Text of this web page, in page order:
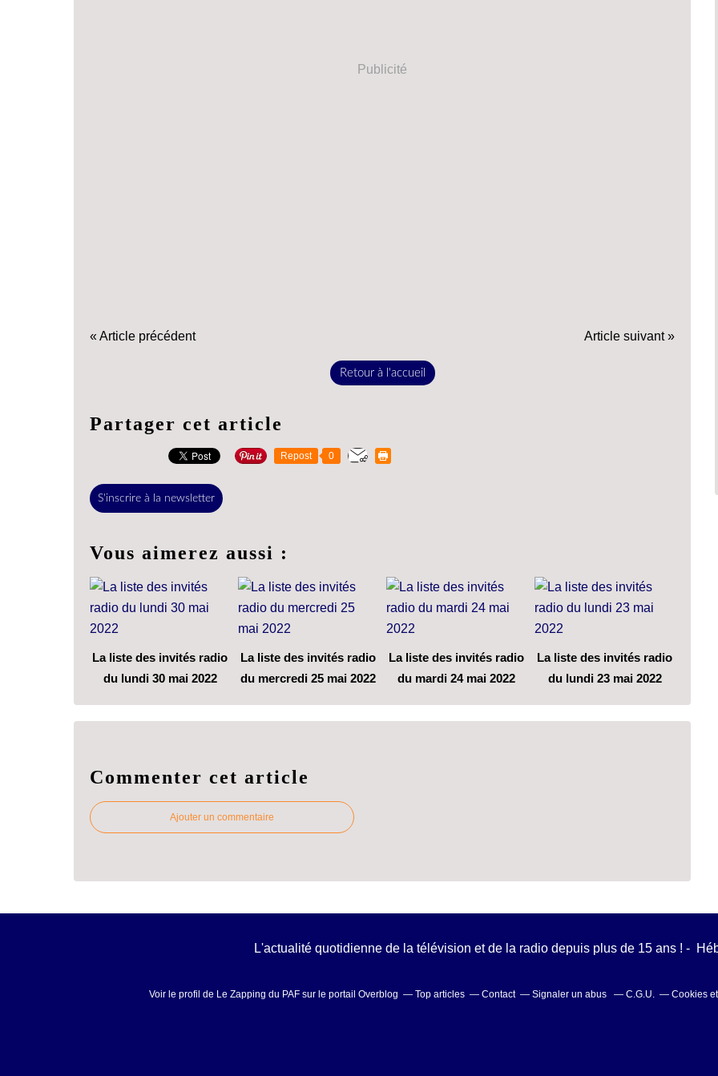
Publicité
« Article précédent Article suivant »
Retour à l'accueil
Partager cet article
Repost 0
S'inscrire à la newsletter
Vous aimerez aussi :
La liste des invités radio
du lundi 30 mai 2022
La liste des invités radio
du mercredi 25 mai 2022
La liste des invités radio
du mardi 24 mai 2022
La liste des invités radio
du lundi 23 mai 2022
Commenter cet article
Ajouter un commentaire
L'actualité quotidienne de la télévision et de la radio depuis plus de 15 ans ! -
Voir le profil de Le Zapping du PAFsur le portail Overblog Top articles Contact Signaler un abus C.G.U. Cookies